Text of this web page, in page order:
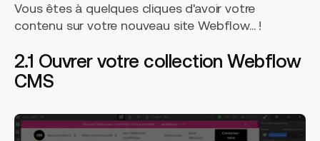
Vous êtes à quelques cliques d'avoir votre
contenu sur votre nouveau site Webflow... !
2.1 Ouvrer votre collection Webflow
CMS